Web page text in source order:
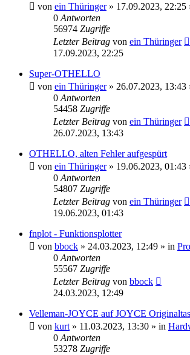
von ein Thüringer» 17.09.2023, 22:25
0 Antworten
56974 Zugriffe
Letzter Beitrag von ein Thüringer
17.09.2023, 22:25
Super-OTHELLO
von ein Thüringer» 26.07.2023, 13:43
0 Antworten
54458 Zugriffe
Letzter Beitrag von ein Thüringer
26.07.2023, 13:43
OTHELLO, alten Fehler aufgespürt
von ein Thüringer» 19.06.2023, 01:43
0 Antworten
54807 Zugriffe
Letzter Beitrag von ein Thüringer
19.06.2023, 01:43
fnplot - Funktionsplotter
von bbock » 24.03.2023, 12:49 » in
0 Antworten
55567 Zugriffe
Letzter Beitrag von bbock
24.03.2023, 12:49
Velleman-JOYCE auf JOYCE
von kurt » 11.03.2023, 13:30 » in
0 Antworten
53278 Zugriffe